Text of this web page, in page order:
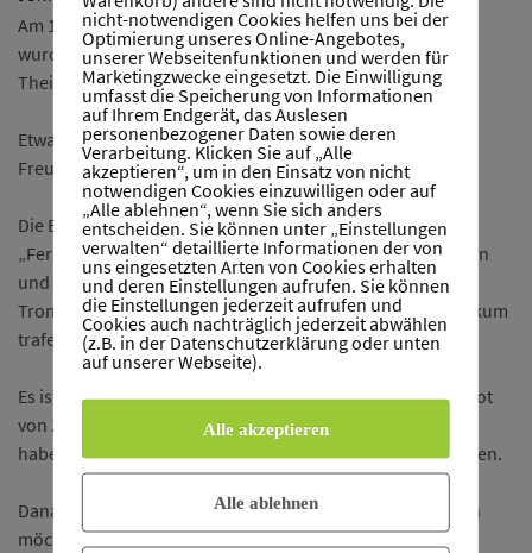
Am 16. Juni, einem Dienstagabend bei schönstem Wetter,
wurde es turbulent und fröhlich auf dem Schulhof der
Theißtalschule.
Etwa 90 Kinder gaben ein Konzert für ihre Familien und
Freunde.
Die Erstklässler stimmten gleich alle auf die kommende
„Ferienzeit“ ein und danach gab es Geigen, Flöten, Gitarren
und Djemben und ab der 3. Klasse auch Querflöten und
Trompetenklänge, die auf ein begeisterungsfähiges Publikum
trafen.
Es ist immer wieder schön, dass so viele Kinder das Angebot
von ZusammenSpiel Musik nutzen und so die Möglichkeit
haben, ein Instrument kennenzulernen und auszuprobieren.
Danach können sie sich entscheiden, ob sie weitermachen
möchten.
nicht-notwendigen Cookies helfen uns bei der
Optimierung unseres Online-Angebotes,
unserer Webseitenfunktionen und werden für
Marketingzwecke eingesetzt. Die Einwilligung
umfasst die Speicherung von Informationen
auf Ihrem Endgerät, das Auslesen
personenbezogener Daten sowie deren
Verarbeitung. Klicken Sie auf „Alle
akzeptieren“, um in den Einsatz von nicht
notwendigen Cookies einzuwilligen oder auf
„Alle ablehnen“, wenn Sie sich anders
entscheiden. Sie können unter „Einstellungen
verwalten“ detaillierte Informationen der von
uns eingesetzten Arten von Cookies erhalten
und deren Einstellungen aufrufen. Sie können
die Einstellungen jederzeit aufrufen und
Cookies auch nachträglich jederzeit abwählen
(z.B. in der Datenschutzerklärung oder unten
auf unserer Webseite).
Alle akzeptieren
Alle ablehnen